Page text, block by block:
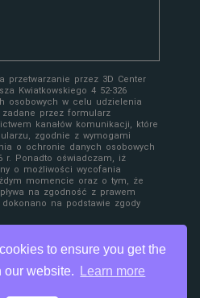
to ensure you get the
our website.
Learn more
przetwarzanie przez 3D Center
Kwiatkowskiego 4 52-326
osobowych w celu udzielenia
przez formularz
kanałów komunikacji, które
zgodnie z wymogami
o ochronie danych osobowych
r. Ponadto oświadczam, iż
o możliwości wycofania
momencie oraz o tym, że
na zgodność z prawem
na podstawie zgody